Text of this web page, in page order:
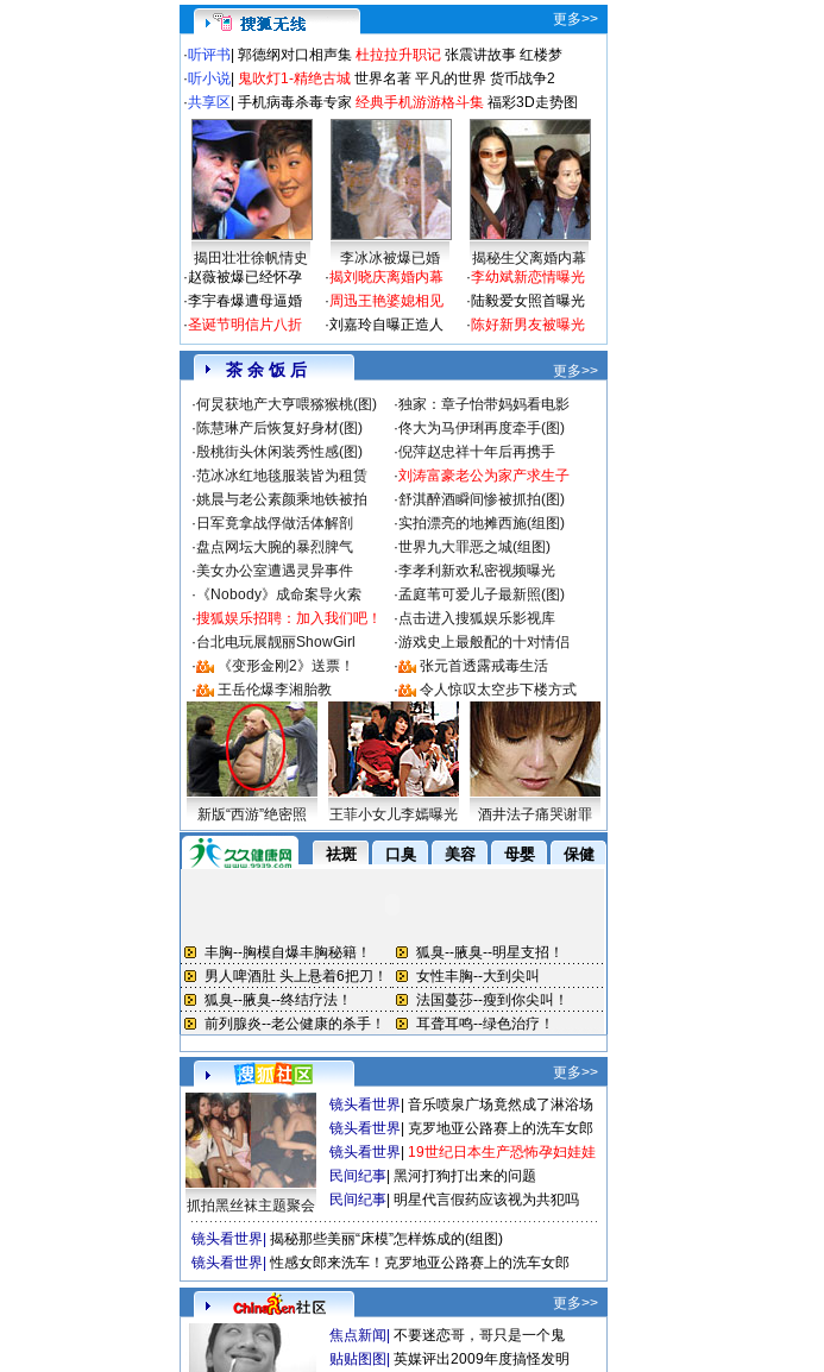
更多>>
·听评书 郭德纲对口相声集 杜拉拉升职记 张震讲故事 红楼梦
·听小说 鬼吹灯1-精绝古城 世界名著 平凡的世界 货币战争2
·共享区 手机病毒杀毒专家 经典手机游游格斗集 福彩3D走势图
揭田壮壮徐帆情史 李冰冰被爆已婚
揭秘生父离婚内幕
·赵薇被爆已经怀孕
·李宇春爆遭母逼婚
·圣诞节明信片八折
·揭刘晓庆离婚内幕
·周迅王艳婆媳相见
·刘嘉玲自曝正造人
·李幼斌新恋情曝光
·陆毅爱女照首曝光
·陈好新男友被曝光
茶 余 饭 后
更多>>
·何炅获地产大亨喂猕猴桃(图) ·独家：章子怡带妈妈看电影
·陈慧琳产后恢复好身材(图) ·佟大为马伊琍再度牵手(图)
·殷桃街头休闲装秀性感(图) ·倪萍赵忠祥十年后再携手
·范冰冰红地毯服装皆为租赁 ·刘涛富豪老公为家产求生子
·姚晨与老公素颜乘地铁被拍 ·舒淇醉酒瞬间惨被抓拍(图)
· 日军竟拿战俘做活体解剖 ·实拍漂亮的地摊西施(组图)
·盘点网坛大腕的暴烈脾气 ·世界九大罪恶之城(组图)
·美女办公室遭遇灵异事件 ·李孝利新欢私密视频曝光
· 《Nobody》成命案导火索 ·孟庭苇可爱儿子最新照(图)
·搜狐娱乐招聘：加入我们吧！ ·点击进入搜狐娱乐影视库
·台北电玩展靓丽ShowGirl ·游戏史上最般配的十对情侣
·
《变形金刚2》送票！ ·
张元首透露戒毒生活
·
王岳伦爆李湘胎教 · 令人惊叹太空步下楼方式
新版“西游”绝密照 王菲小女儿李嫣曝光 酒井法子痛哭谢罪
更多>>
抓拍黑丝袜主题聚会
镜头看世界 音乐喷泉广场竟然成了淋浴场
镜头看世界 克罗地亚公路赛上的洗车女郎
镜头看世界 19世纪日本生产恐怖孕妇娃娃
民间纪事 黑河打狗打出来的问题
民间纪事 明星代言假药应该视为共犯吗
镜头看世界 揭秘那些美丽“床模”怎样炼成的(组图)
镜头看世界 性感女郎来洗车！克罗地亚公路赛上的洗车女郎
更多>>
焦点新闻 不要迷恋哥，哥只是一个鬼
贴贴图图 英媒评出2009年度搞怪发明